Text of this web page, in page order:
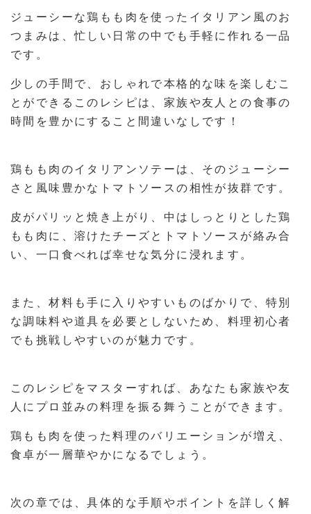
ジューシーな鶏もも肉を使ったイタリアン風のお
つまみは、忙しい日常の中でも手軽に作れる一品
です。
少しの手間で、おしゃれで本格的な味を楽しむこ
とができるこのレシピは、家族や友人との食事の
時間を豊かにすること間違いなしです！
鶏もも肉のイタリアンソテーは、そのジューシー
さと風味豊かなトマトソースの相性が抜群です。
皮がパリッと焼き上がり、中はしっとりとした鶏
もも肉に、溶けたチーズとトマトソースが絡み合
い、一口食べれば幸せな気分に浸れます。
また、材料も手に入りやすいものばかりで、特別
な調味料や道具を必要としないため、料理初心者
でも挑戦しやすいのが魅力です。
このレシピをマスターすれば、あなたも家族や友
人にプロ並みの料理を振る舞うことができます。
鶏もも肉を使った料理のバリエーションが増え、
食卓が一層華やかになるでしょう。
次の章では、具体的な手順やポイントを詳しく解